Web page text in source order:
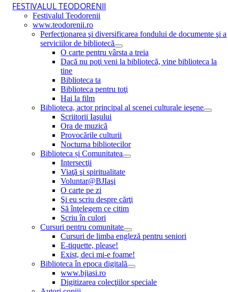
FESTIVALUL TEODORENII
Festivalul Teodorenii
www.teodorenii.ro
Perfecţionarea şi diversificarea fondului de documente şi a
serviciilor de bibliotecă
O carte pentru vârsta a treia
Dacă nu poţi veni la bibliotecă, vine biblioteca la
tine
Biblioteca ta
Biblioteca pentru toţi
Hai la film
Biblioteca, actor principal al scenei culturale ieşene
Scriitorii Iaşului
Ora de muzică
Provocările culturii
Nocturna bibliotecilor
Biblioteca și Comunitatea
Intersecţii
Viaţă şi spiritualitate
Voluntar@BJIaşi
O carte pe zi
Şi eu scriu despre cărţi
Să înţelegem ce citim
Scriu în culori
Cursuri pentru comunitate
Cursuri de limba engleză pentru seniori
E-tiquette, please!
Exist, deci mi-e foame!
Biblioteca în epoca digitală
www.bjiasi.ro
Digitizarea colecţiilor speciale